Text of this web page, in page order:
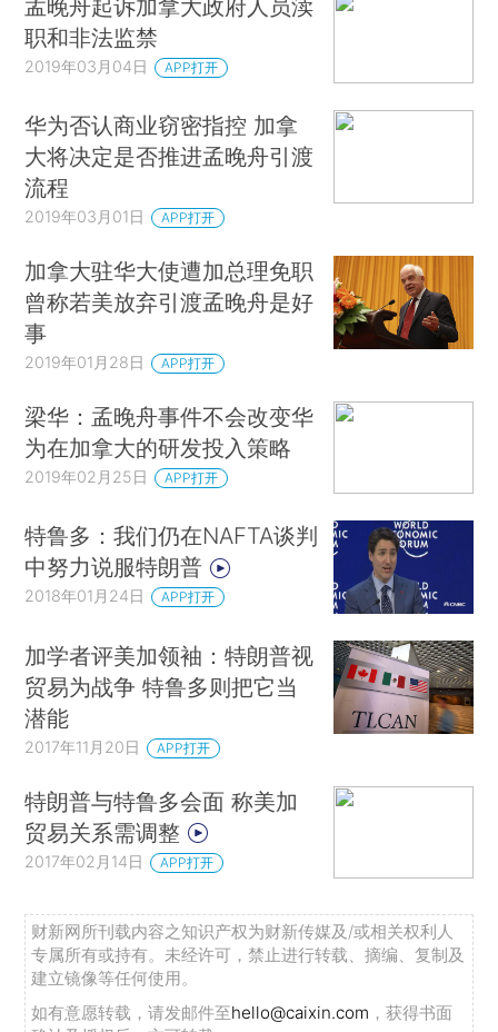
孟晚舟起诉加拿大政府人员渎
职和非法监禁
2019年03月04日 APP打开
华为否认商业窃密指控 加拿
大将决定是否推进孟晚舟引渡
流程
2019年03月01日 APP打开
加拿大驻华大使遭加总理免职
曾称若美放弃引渡孟晚舟是好
事
2019年01月28日 APP打开
梁华：孟晚舟事件不会改变华
为在加拿大的研发投入策略
2019年02月25日 APP打开
特鲁多：我们仍在NAFTA谈判
中努力说服特朗普
2018年01月24日 APP打开
加学者评美加领袖：特朗普视
贸易为战争 特鲁多则把它当
潜能
2017年11月20日 APP打开
特朗普与特鲁多会面 称美加
贸易关系需调整
2017年02月14日 APP打开
财新网所刊载内容之知识产权为财新传媒及/或相关权利人
专属所有或持有。未经许可，禁止进行转载、摘编、复制及
建立镜像等任何使用。
如有意愿转载，请发邮件至hello@caixin.com ，获得书面